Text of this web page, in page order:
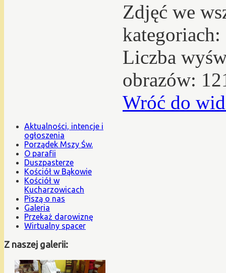
Zdjęć we
kategoriach:
Liczba
obrazów:
Wróć do
Aktualności, intencje i
ogłoszenia
Porządek Mszy Św.
O parafii
Duszpasterze
Kościół w Bąkowie
Kościół w
Kucharzowicach
Piszą o nas
Galeria
Przekaż darowiznę
Wirtualny spacer
Z naszej galerii: